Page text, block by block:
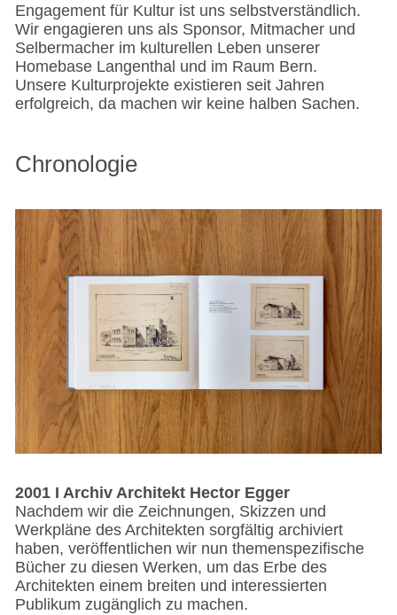
Engagement für Kultur ist uns selbstverständlich.
Wir engagieren uns als Sponsor, Mitmacher und
Selbermacher im kulturellen Leben unserer
Homebase Langenthal und im Raum Bern.
Unsere Kulturprojekte existieren seit Jahren
erfolgreich, da machen wir keine halben Sachen.
Chronologie
2001 I Archiv Architekt Hector Egger
Nachdem wir die Zeichnungen, Skizzen und
Werkpläne des Architekten sorgfältig archiviert
haben, veröffentlichen wir nun themenspezifische
Bücher zu diesen Werken, um das Erbe des
Architekten einem breiten und interessierten
Publikum zugänglich zu machen.